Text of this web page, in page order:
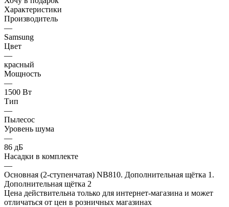
Характеристики
Производитель
—
Samsung
Цвет
—
красный
Мощность
—
1500 Вт
Тип
—
Пылесос
Уровень шума
—
86 дБ
Насадки в комплекте
—
Основная (2-ступенчатая) NB810. Дополнительная щётка 1.
Дополнительная щётка 2
Цена действительна только для интернет-магазина и может
отличаться от цен в розничных магазинах